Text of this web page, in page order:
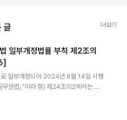
글 더보기
일부개정법률 부칙 제2조의
일부개정되어 2024년 8월 14일 시행
무원법」”이라 함) 제24조의2에서는 소
목의 어느 하나에 해당하는 공무상 질병